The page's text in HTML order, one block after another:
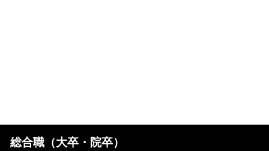
総合職（大卒・院卒）